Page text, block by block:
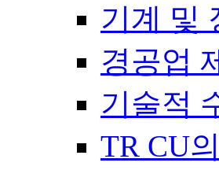
기계 및
경공업
기술적
TR CU